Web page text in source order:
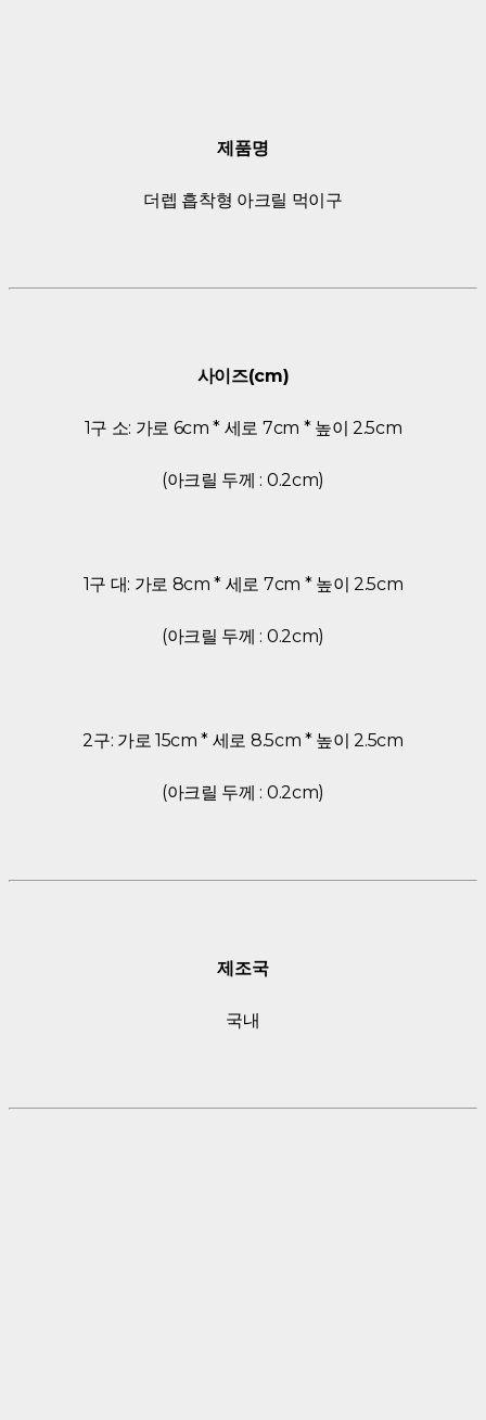
제품명
더렙 흡착형 아크릴 먹이구
사이즈(cm)
1구 소: 가로 6cm * 세로 7cm * 높이 2.5cm
(아크릴 두께 : 0.2cm)
1구 대: 가로 8cm * 세로 7cm * 높이 2.5cm
(아크릴 두께 : 0.2cm)
2구: 가로 15cm * 세로 8.5cm * 높이 2.5cm
(아크릴 두께 : 0.2cm)
제조국
국내